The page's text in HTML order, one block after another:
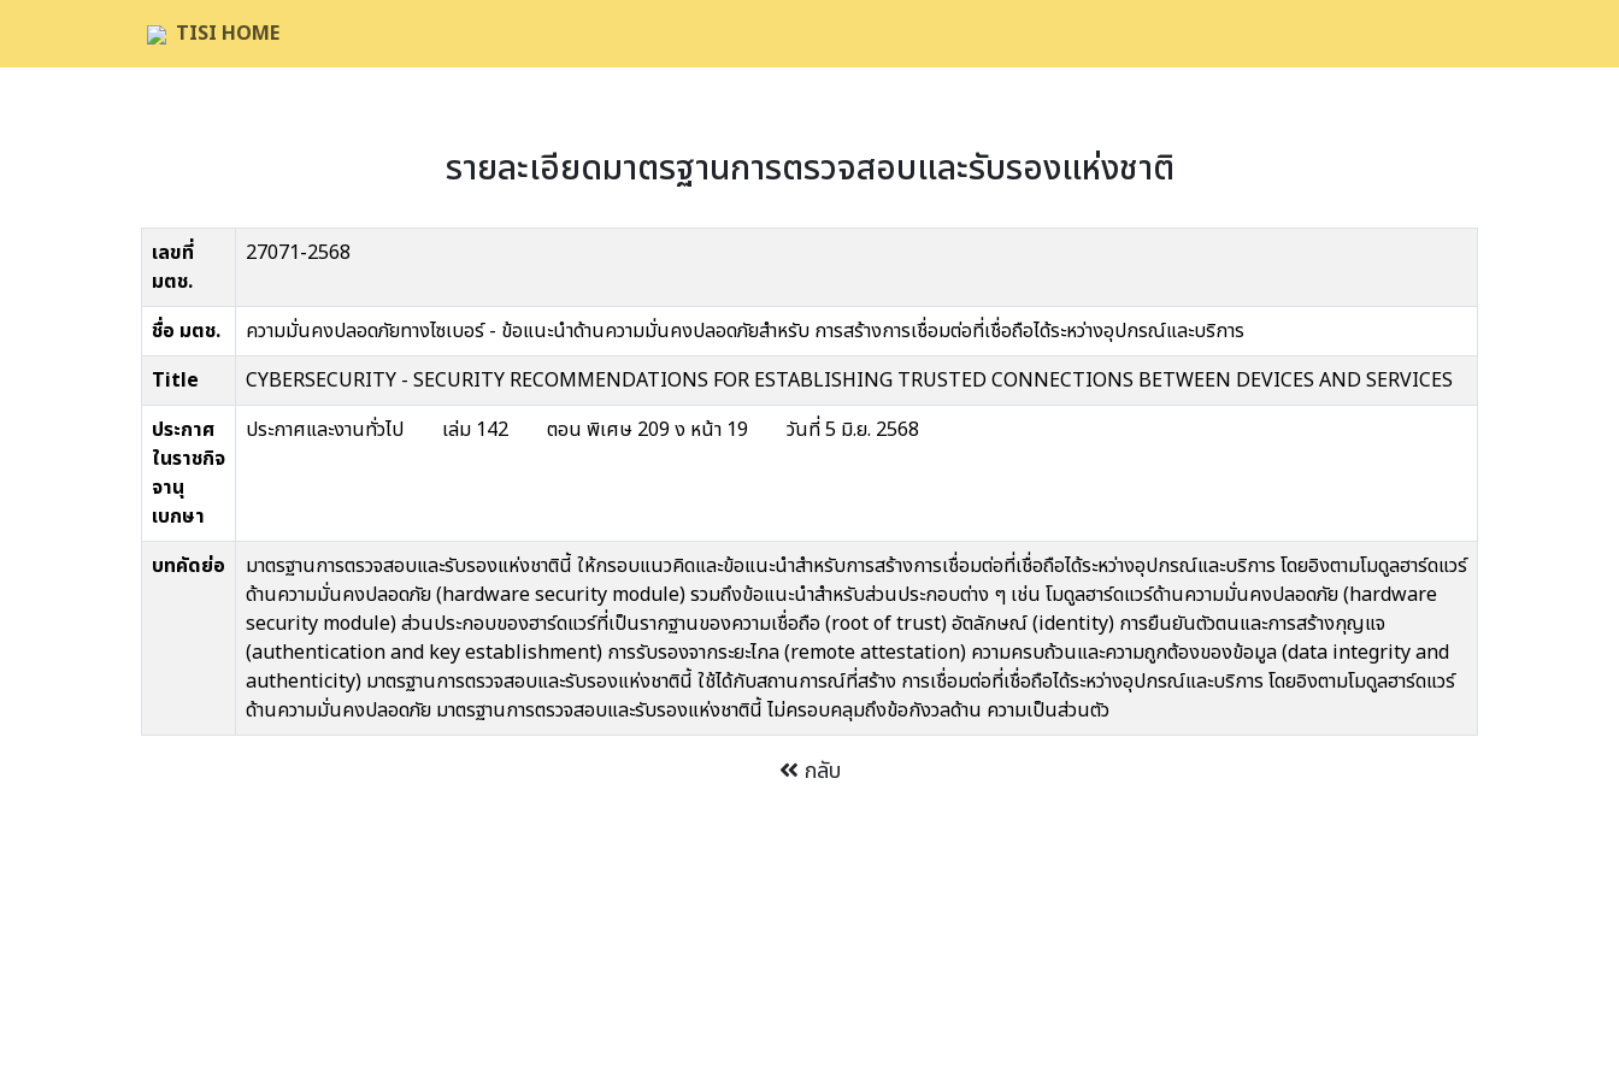
TISI HOME
รายละเอียดมาตรฐานการตรวจสอบและรับรองแห่งชาติ
เลขที่
มตช.
27071-2568
ชื่อ มตช.
ความมั่นคงปลอดภัยทางไซเบอร์ - ข้อแนะนำด้านความมั่นคงปลอดภัยสำหรับ การสร้างการเชื่อมต่อที่เชื่อถือได้ระหว่างอุปกรณ์และบริการ
Title
CYBERSECURITY - SECURITY RECOMMENDATIONS FOR ESTABLISHING TRUSTED CONNECTIONS BETWEEN DEVICES AND SERVICES
ประกาศ
ในราชกิจ
จานุ
เบกษา
ประกาศและงานทั่วไป เล่ม 142 ตอน พิเศษ 209 ง หน้า 19 วันที่ 5 มิ.ย. 2568
บทคัดย่อ
มาตรฐานการตรวจสอบและรับรองแห่งชาตินี้ ให้กรอบแนวคิดและข้อแนะนำสำหรับการสร้างการเชื่อมต่อที่เชื่อถือได้ระหว่างอุปกรณ์และบริการ โดยอิงตามโมดูลฮาร์ดแวร์
ด้านความมั่นคงปลอดภัย (hardware security module) รวมถึงข้อแนะนำสำหรับส่วนประกอบต่าง ๆ เช่น โมดูลฮาร์ดแวร์ด้านความมั่นคงปลอดภัย (hardware
security module) ส่วนประกอบของฮาร์ดแวร์ที่เป็นรากฐานของความเชื่อถือ (root of trust) อัตลักษณ์ (identity) การยืนยันตัวตนและการสร้างกุญแจ
(authentication and key establishment) การรับรองจากระยะไกล (remote attestation) ความครบถ้วนและความถูกต้องของข้อมูล (data integrity and
authenticity) มาตรฐานการตรวจสอบและรับรองแห่งชาตินี้ ใช้ได้กับสถานการณ์ที่สร้าง การเชื่อมต่อที่เชื่อถือได้ระหว่างอุปกรณ์และบริการ โดยอิงตามโมดูลฮาร์ดแวร์
ด้านความมั่นคงปลอดภัย มาตรฐานการตรวจสอบและรับรองแห่งชาตินี้ ไม่ครอบคลุมถึงข้อกังวลด้าน ความเป็นส่วนตัว
กลับ